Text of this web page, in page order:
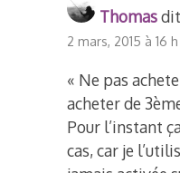
Thomas
2 mars, 2015 à 16
« Ne pas
acheter de
Pour l’instant
cas, car je